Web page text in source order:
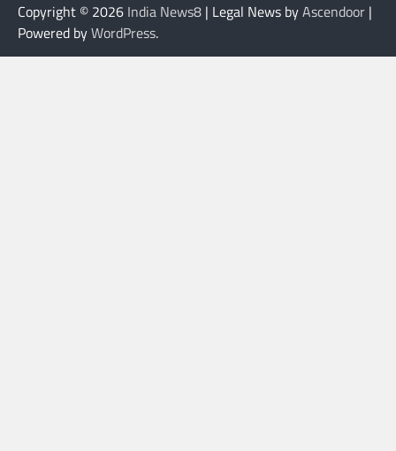
Copyright © 2026 India News8 | Legal News byAscendoor |
Powered byWordPress.